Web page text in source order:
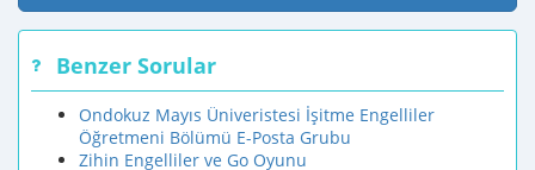
Benzer Sorular
Ondokuz Mayıs Üniveristesi İşitme Engelliler
Öğretmeni Bölümü E-Posta Grubu
Zihin Engelliler ve Go Oyunu